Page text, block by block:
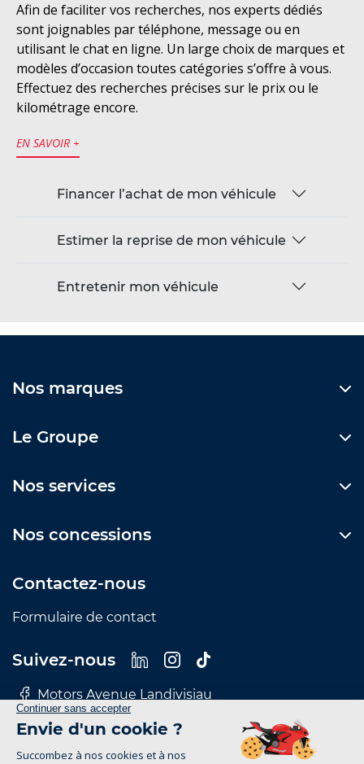
Afin de faciliter vos recherches, nos experts dédiés
sont joignables par téléphone, message ou en
utilisant le chat en ligne. Un large choix de marques et
modèles d’occasion toutes catégories s’offre à vous.
Effectuez des recherches précises sur le prix ou le
kilométrage encore.
EN SAVOIR +
Financer l’achat de mon véhicule
Estimer la reprise de mon véhicule
Entretenir mon véhicule
Nos marques
Le Groupe
Nos services
Nos concessions
Contactez-nous
Formulaire de contact
Suivez-nous
Motors Avenue Landivisiau
Motors Avenue Le Mans